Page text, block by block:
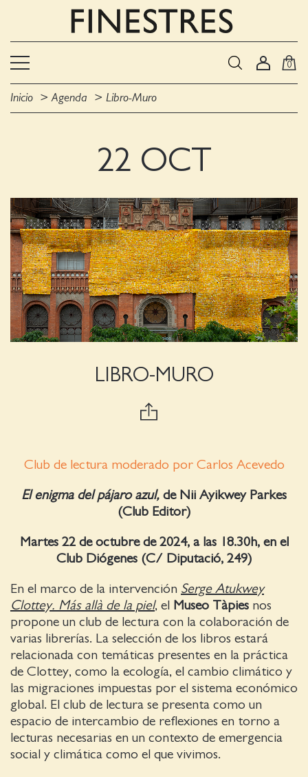
0
Inicio Agenda Libro-Muro
22 OCT
LIBRO-MURO
Club de lectura moderado por Carlos Acevedo
El enigma del pájaro azul, de Nii Ayikwey Parkes
(Club Editor)
Martes 22 de octubrede 2024, a las 18.30h, en el
Club Diógenes (C/ Diputació, 249)
En el marco de la intervención Serge Atukwey
Clottey. Más allà de la piel, el Museo Tàpies nos
propone un club de lectura con la colaboración de
varias librerías. La selección de los libros estará
relacionada con temáticas presentes en la práctica
de Clottey, como la ecología, el cambio climático y
las migraciones impuestas por el sistema económico
global. El club de lectura se presenta como un
espacio de intercambio de reflexiones en torno a
lecturas necesarias en un contexto de emergencia
social y climática como el que vivimos.